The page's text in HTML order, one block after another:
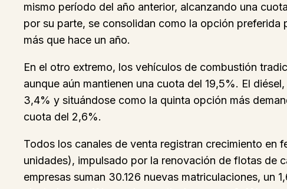
mismo período del año anterior, alcanzando una
por su parte, se consolidan como la opción
más que hace un año.
En el otro extremo, los vehículos de combustión
aunque aún mantienen una cuota del 19,5%. El
3,4% y situándose como la quinta opción más
cuota del 2,6%.
Todos los canales de venta registran crecimiento en
unidades), impulsado por la renovación de flotas de
empresas suman 30.126 nuevas matriculaciones, un